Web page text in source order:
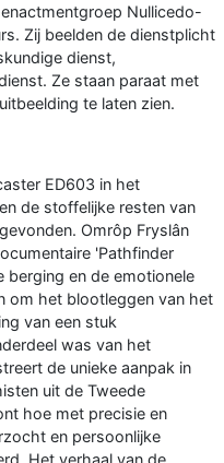
Nullicedo-
Zij beelden de dienstplicht
dienst,
Ze staan paraat met
te laten zien.
ED603 in het
de stoffelijke resten van
Omrôp Fryslân
'Pathfinder
berging en de emotionele
om het blootleggen van het
van een stuk
was van het
de unieke aanpak in
uit de Tweede
hoe met precisie en
en persoonlijke
Het verhaal van de